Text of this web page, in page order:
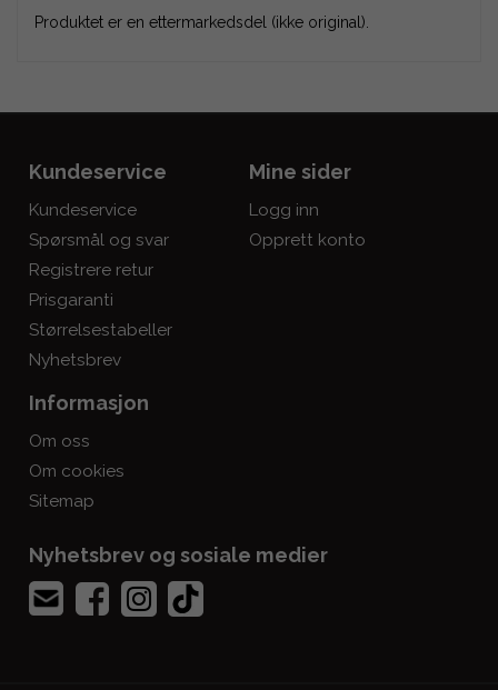
Produktet er en ettermarkedsdel (ikke original).
Kundeservice
Kundeservice
Spørsmål og svar
Registrere retur
Prisgaranti
Størrelsestabeller
Nyhetsbrev
Mine sider
Logg inn
Opprett konto
Informasjon
Om oss
Om cookies
Sitemap
Nyhetsbrev og sosiale medier